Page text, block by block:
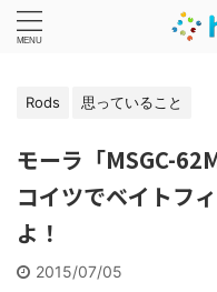
Rods 思っていること
モーラ「MSGC-
コイツでベイトフ
よ！
2015/07/05